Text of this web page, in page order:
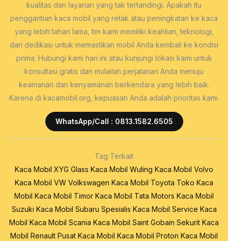
kualitas dan layanan yang tak tertandingi. Apakah itu
penggantian kaca mobil yang retak atau peningkatan ke kaca
yang lebih tahan lama, tim kami memiliki keahlian, teknologi,
dan dedikasi untuk memastikan mobil Anda kembali ke kondisi
prima. Hubungi kami hari ini atau kunjungi lokasi kami untuk
konsultasi gratis dan mulailah perjalanan Anda menuju
keamanan dan kenyamanan berkendara yang lebih baik.
Karena di kacamobil.org, kepuasan Anda adalah prioritas kami.
WhatsApp/Call : 0813.1582.6505
Tag Terkait
Kaca Mobil XYG Glass Kaca Mobil Wuling Kaca Mobil Volvo
Kaca Mobil VW Volkswagen Kaca Mobil Toyota Toko Kaca
Mobil Kaca Mobil Timor Kaca Mobil Tata Motors Kaca Mobil
Suzuki Kaca Mobil Subaru Spesialis Kaca Mobil Service Kaca
Mobil Kaca Mobil Scania Kaca Mobil Saint Gobain Sekurit Kaca
Mobil Renault Pusat Kaca Mobil Kaca Mobil Proton Kaca Mobil